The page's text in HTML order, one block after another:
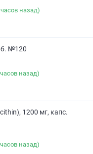
назад)
№120
назад)
1200 мг, капс.
назад)